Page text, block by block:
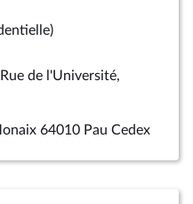
de l'Université,
64010 Pau Cedex